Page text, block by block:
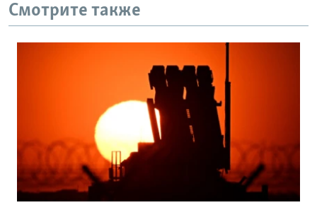
Смотрите также